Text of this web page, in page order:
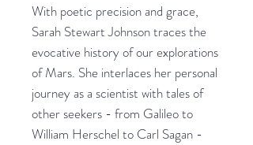
With poetic precision and grace,
Sarah Stewart Johnson traces the
evocative history of our explorations
of Mars. She interlaces her personal
journey as a scientist with tales of
other seekers - from Galileo to
William Herschel to Carl Sagan -